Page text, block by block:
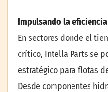
Impulsando la
En sectores donde el
crítico, Intella Parts se
estratégico para flotas
Desde componentes